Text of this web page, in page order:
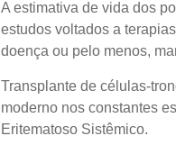
A estimativa de vida dos
estudos voltados a
doença ou pelo menos,
Transplante de células-
moderno nos constantes
Eritematoso Sistêmico.